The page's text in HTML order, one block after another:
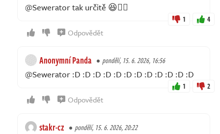
@Sewerator tak určitě 😆🤦‍♂️
1 4
Odpovědět
Anonymní Panda pondělí, 15. 6. 2026, 16:56
@Sewerator :D :D :D :D :D :D :D :D :D :D :D :D
1 2
Odpovědět
stakr-cz pondělí, 15. 6. 2026, 20:22